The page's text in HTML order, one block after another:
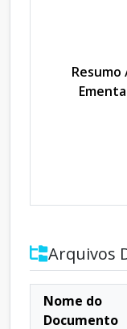
Resumo
Arquivos
Nome do
Documento